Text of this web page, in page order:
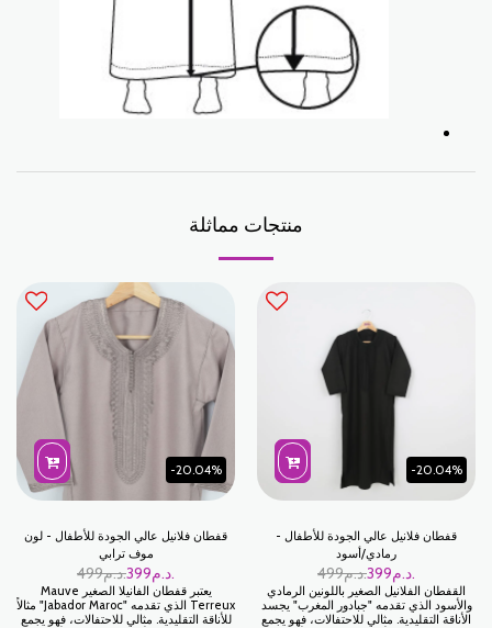
منتجات مماثلة
-20.04%
قفطان فلانيل عالي الجودة للأطفال -
رمادي/أسود
499 د.م.399 د.م.
القفطان الفلانيل الصغير باللونين الرمادي
والأسود الذي تقدمه "جبادور المغرب" يجسد
الأناقة التقليدية. مثالي للاحتفالات، فهو يجمع
-20.04%
قفطان فلانيل عالي الجودة للأطفال - لون
موف ترابي
499 د.م.399 د.م.
يعتبر قفطان الفانيلا الصغير Mauve
Terreux الذي تقدمه "Jabador Maroc" مثالاً
للأناقة التقليدية. مثالي للاحتفالات، فهو يجمع